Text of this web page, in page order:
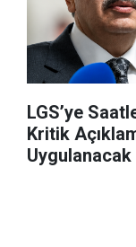
LGS’ye
Kritik
Uygulanacak